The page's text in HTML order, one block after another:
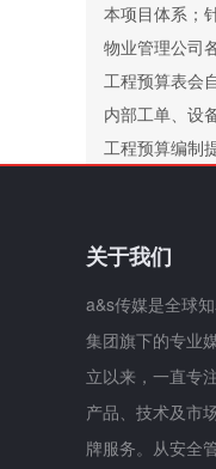
本项目体系；
物业管理公司
工程预算表会
内部工单、设
工程预算编制
关于我们
a&s传媒是全球
集团旗下的专业
立以来，一直专
产品、技术及市
牌服务。从安全